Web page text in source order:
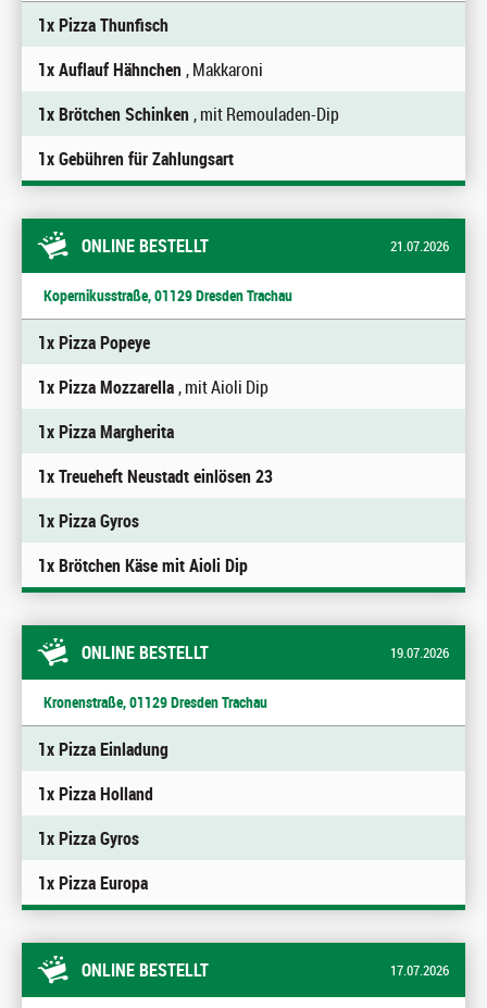
1x Pizza Thunfisch
1x Auflauf Hähnchen, Makkaroni
1x Brötchen Schinken, mit Remouladen-Dip
1x Gebühren für Zahlungsart
ONLINE BESTELLT 21.07.2026
Kopernikusstraße, 01129 Dresden Trachau
1x Pizza Popeye
1x Pizza Mozzarella, mit Aioli Dip
1x Pizza Margherita
1x Treueheft Neustadt einlösen 23
1x Pizza Gyros
1x Brötchen Käse mit Aioli Dip
ONLINE BESTELLT 19.07.2026
Kronenstraße, 01129 Dresden Trachau
1x Pizza Einladung
1x Pizza Holland
1x Pizza Gyros
1x Pizza Europa
ONLINE BESTELLT 17.07.2026